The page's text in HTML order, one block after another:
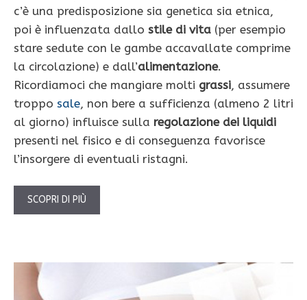
c’è una predisposizione sia genetica sia etnica,
poi è influenzata dallo stile di vita (per esempio
stare sedute con le gambe accavallate comprime
la circolazione) e dall’alimentazione.
Ricordiamoci che mangiare molti grassi, assumere
troppo sale, non bere a sufficienza (almeno 2 litri
al giorno) influisce sulla regolazione dei liquidi
presenti nel fisico e di conseguenza favorisce
l’insorgere di eventuali ristagni.
SCOPRI DI PIÙ